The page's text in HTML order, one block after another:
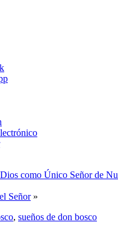
como Único Señor de
Señor»
, sueños de don bosco